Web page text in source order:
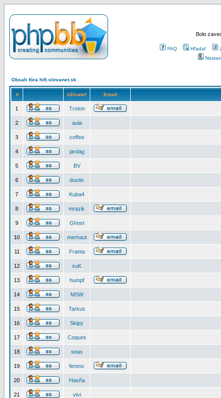
Bolo
FAQ Hľadať
Obsah fóra hifi.slovanet.sk
# Užívateľ Email
1 Troton
2 aula
3 coffee
4 jardag
5 BV
6 dustin
7 Kuba4
8 mrazik
9 Ghost
10 merhaut
11 Franta
12 suK
13 humpf
14 MSW
15 Tarkus
16 Skipy
17 Coques
18 seas
19 ferenc
20 Hasňa
21 vivi